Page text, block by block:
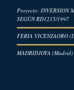
Proyecto: INVERSION
SEGÚN RD1215/1997
FERIA VICENZAORO
MADRIDJOYA (Madrid)